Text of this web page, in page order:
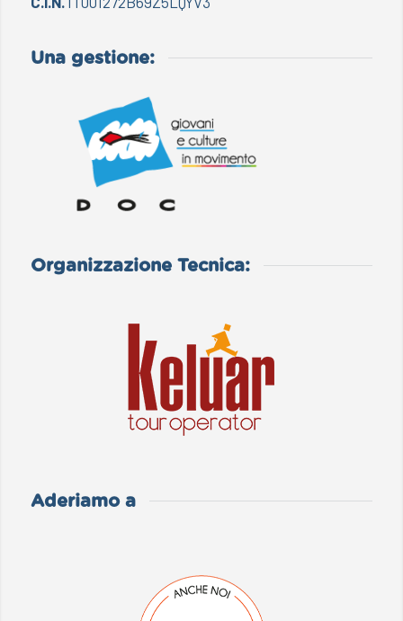
Una gestione:
Organizzazione Tecnica:
Aderiamo a